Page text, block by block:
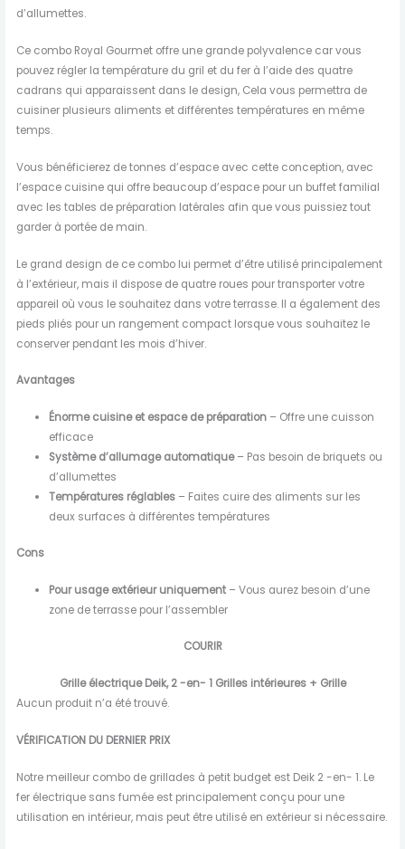
d’allumettes.
Ce combo Royal Gourmet offre une grande polyvalence car vous
pouvez régler la température du gril et du fer à l’aide des quatre
cadrans qui apparaissent dans le design, Cela vous permettra de
cuisiner plusieurs aliments et différentes températures en même
temps.
Vous bénéficierez de tonnes d’espace avec cette conception, avec
l’espace cuisine qui offre beaucoup d’espace pour un buffet familial
avec les tables de préparation latérales afin que vous puissiez tout
garder à portée de main.
Le grand design de ce combo lui permet d’être utilisé principalement
à l’extérieur, mais il dispose de quatre roues pour transporter votre
appareil où vous le souhaitez dans votre terrasse. Il a également des
pieds pliés pour un rangement compact lorsque vous souhaitez le
conserver pendant les mois d’hiver.
Avantages
Énorme cuisine et espace de préparation – Offre une cuisson
efficace
Système d’allumage automatique– Pas besoin de briquets ou
d’allumettes
Températures réglables– Faites cuire des aliments sur les
deux surfaces à différentes températures
Cons
Pour usage extérieur uniquement– Vous aurez besoin d’une
zone de terrasse pour l’assembler
COURIR
Grille électrique Deik, 2 -en- 1 Grilles intérieures + Grille
Aucun produit n’a été trouvé.
VÉRIFICATION DU DERNIER PRIX
Notre meilleur combo de grillades à petit budget est Deik 2 -en- 1. Le
fer électrique sans fumée est principalement conçu pour une
utilisation en intérieur, mais peut être utilisé en extérieur si nécessaire.